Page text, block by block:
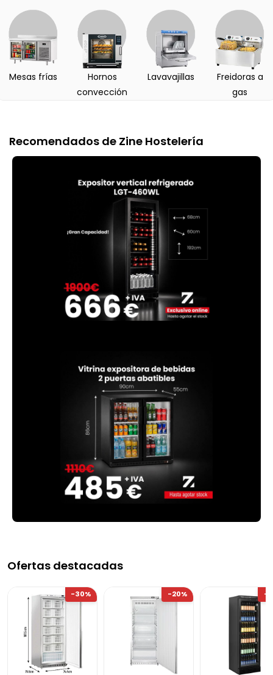
Mesas frías
Hornos
convección
Lavavajillas
Freidoras a
gas
Recomendados de Zine Hostelería
Ofertas destacadas
-30% -20% -